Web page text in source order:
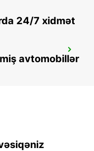
24/7 xidmət
avtomobillər